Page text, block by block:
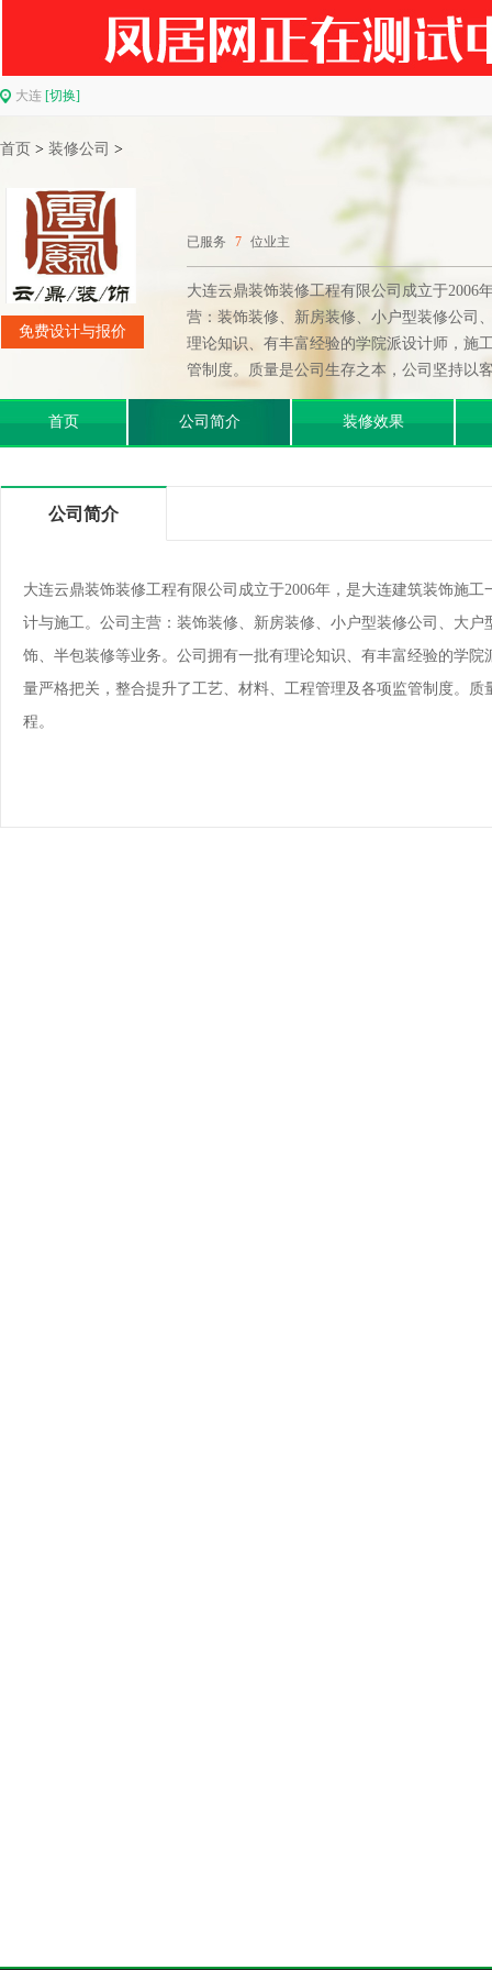
大连 [切换]
首页 > 装修公司 >
免费设计与报价
已服务 7 位业主
大连云鼎装饰装修工程有限公司成立于2006
营：装饰装修、新房装修、小户型装修公司
理论知识、有丰富经验的学院派设计师，施
管制度。质量是公司生存之本，公司坚持以
首页 公司简介 装修效果
公司简介
大连云鼎装饰装修工程有限公司成立于2006年，是大连建筑装饰施
计与施工。公司主营：装饰装修、新房装修、小户型装修公司、大
饰、半包装修等业务。公司拥有一批有理论知识、有丰富经验的学
量严格把关，整合提升了工艺、材料、工程管理及各项监管制度。
程。